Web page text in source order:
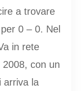
a trovare
0 – 0. Nel
in rete
con un
arriva la